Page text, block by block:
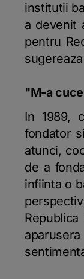
institutii
a devenit
pentru
"M-a
In 1989,
fondator
atunci,
de a
infiinta o